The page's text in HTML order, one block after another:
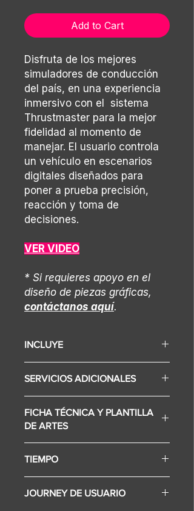
Add to Cart
Disfruta de los mejores
simuladores de conducción
del país, en una experiencia
inmersivo con el sistema
Thrustmaster para la mejor
fidelidad al momento de
manejar. El usuario controla
un vehículo en escenarios
digitales diseñados para
poner a prueba precisión,
reacción y toma de
decisiones.
VER VIDEO
* Si requieres apoyo en el
diseño de piezas gráficas,
contáctanos aquí.
INCLUYE
precio)
Simulador
Pedales y timón
XBOX
Montaje e instalación
SERVICIOS ADICIONALES
o stand.
• Internet.
FICHA TÉCNICA Y PLANTILLA
DE ARTES
- Artes para branding (Editables)
Descarga los assets del
backing aquí
Descarga los assets del
TIEMPO
• 3-4 días desde entrega de assets.
JOURNEY DE USUARIO